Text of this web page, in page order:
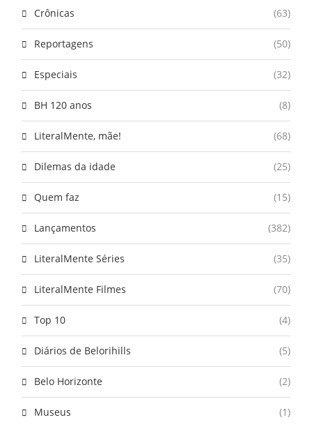
Crônicas (63)
Reportagens (50)
Especiais (32)
BH 120 anos (8)
LiteralMente, mãe! (68)
Dilemas da idade (25)
Quem faz (15)
Lançamentos (382)
LiteralMente Séries (35)
LiteralMente Filmes (70)
Top 10 (4)
Diários de Belorihills (5)
Belo Horizonte (2)
Museus (1)